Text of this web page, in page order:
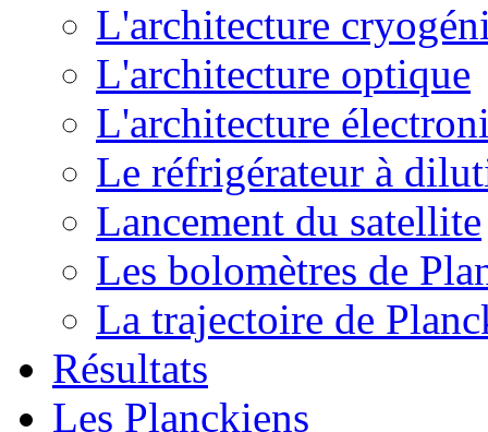
L'architecture
L'architecture optique
L'architecture
Le réfrigérateur à
Lancement du satellite
Les bolomètres de
La trajectoire de
Résultats
Les Planckiens